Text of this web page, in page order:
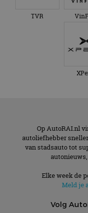
TVR
Op AutoRAI.nl
autoliefhebber
van stadsauto tot
Elke week de
Meld je
Volg